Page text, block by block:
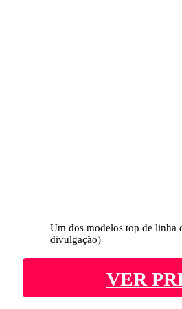
Um dos modelos top de linha
divulgação)
VER